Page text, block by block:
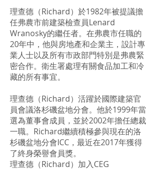
理查德（Richard）於1982年被提議擔
任弗農市前建築檢查員Lenard
Wranosky的繼任者。在弗農市任職的
20年中，他與房地產和企業主，設計專
業人士以及所有市政部門特別是弗農緊
密合作。衛生署處理有關食品加工和冷
藏的所有事宜。
理查德（Richard）活躍於國際建築官
員會議洛杉磯盆地分會。他於1999年當
選為董事會成員，並於2002年擔任總裁
一職。Richard繼續積極參與現在的洛
杉磯盆地分會ICC，最近在2017年獲得
了終身榮譽會員獎。
理查德（Richard）加入CEG